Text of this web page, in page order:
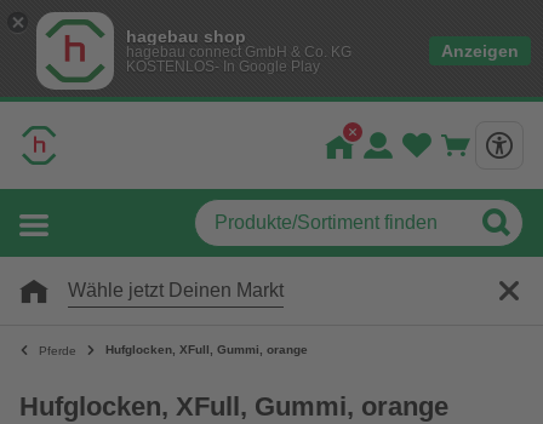
hagebau shop
hagebau connect GmbH & Co. KG
KOSTENLOS- In Google Play
Anzeigen
Wähle jetzt Deinen Markt
Pferde Hufglocken, XFull, Gummi, orange
Hufglocken, XFull, Gummi, orange